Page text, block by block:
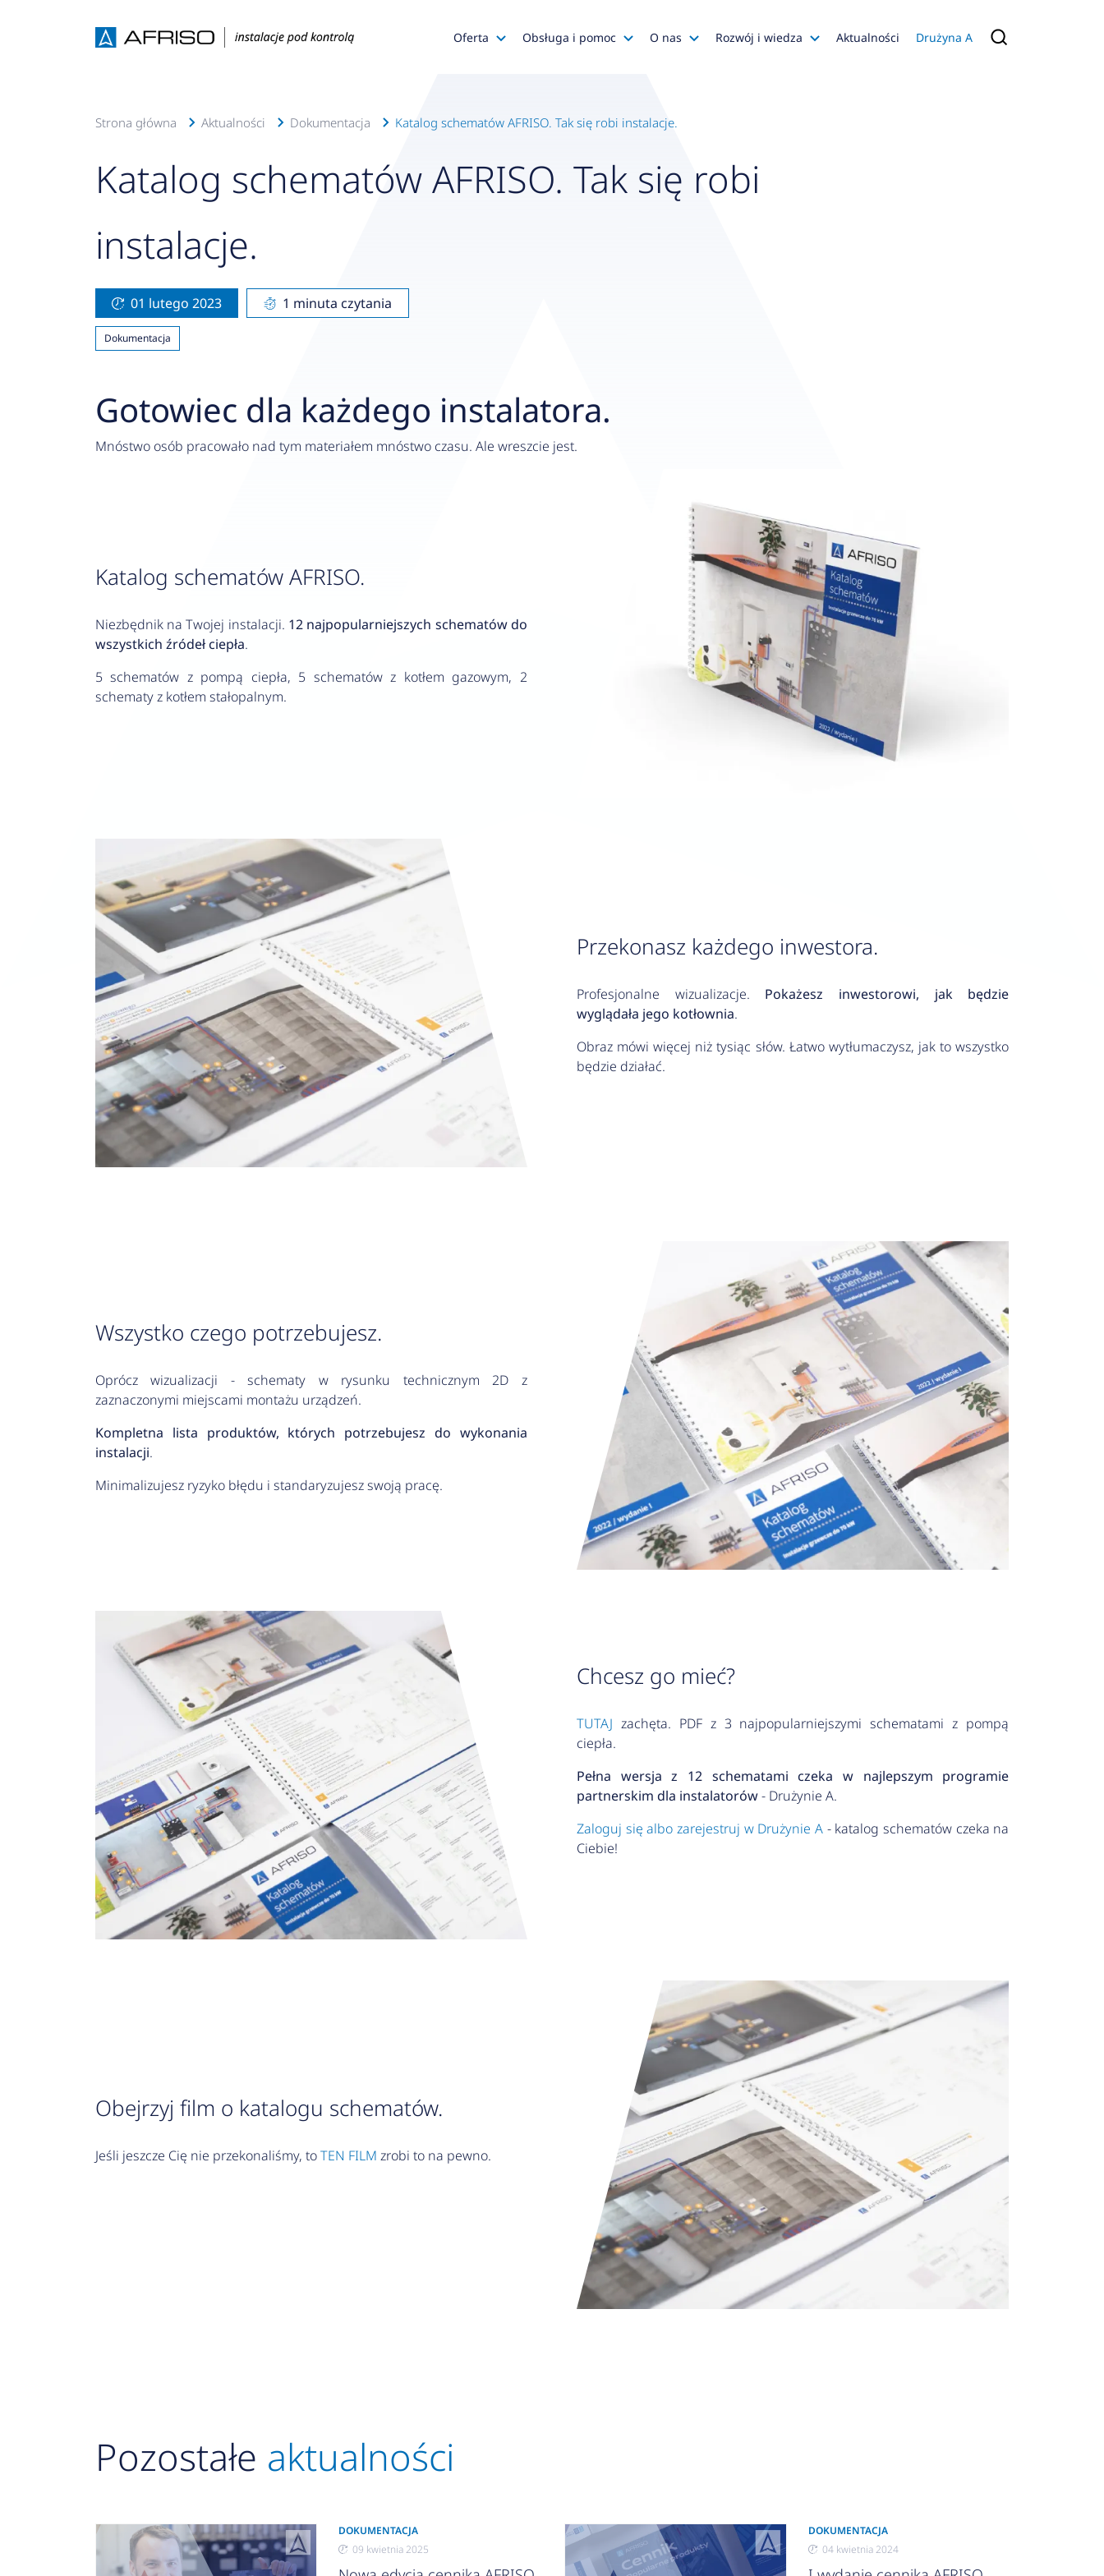
Oferta
Katalog SALUS Controls
Wyprzedaże
Obsługa i pomoc
Obsługa zamówień
Wsparcie techniczne
O nas
Historia
Grupa AFRISO
Rozwój i wiedza Aktualności Drużyna A
Strona główna Aktualności Dokumentacja Katalog schematów AFRISO. Tak się robi instalacje.
Katalog schematów AFRISO. Tak się robi
instalacje.
01 lutego 2023 1 minuta czytania
Dokumentacja
Gotowiec dla każdego instalatora.
Mnóstwo osób pracowało nad tym materiałem mnóstwo czasu. Ale wreszcie jest.
Katalog schematów AFRISO.
Niezbędnik na Twojej instalacji. 12 najpopularniejszych schematów do
wszystkich źródeł ciepła.
5 schematów z pompą ciepła, 5 schematów z kotłem gazowym, 2
schematy z kotłem stałopalnym.
Przekonasz każdego inwestora.
Profesjonalne wizualizacje. Pokażesz inwestorowi, jak będzie
wyglądała jego kotłownia.
Obraz mówi więcej niż tysiąc słów. Łatwo wytłumaczysz, jak to wszystko
będzie działać.
Wszystko czego potrzebujesz.
Oprócz wizualizacji - schematy w rysunku technicznym 2D z
zaznaczonymi miejscami montażu urządzeń.
Kompletna lista produktów, których potrzebujesz do wykonania
instalacji.
Minimalizujesz ryzyko błędu i standaryzujesz swoją pracę.
Chcesz go mieć?
TUTAJ zachęta. PDF z 3 najpopularniejszymi schematami z pompą
ciepła.
Pełna wersja z 12 schematami czeka w najlepszym programie
partnerskim dla instalatorów- Drużynie A.
Zaloguj się albo zarejestruj w Drużynie A- katalog schematów czeka na
Ciebie!
Obejrzyj film o katalogu schematów.
Jeśli jeszcze Cię nie przekonaliśmy, toTEN FILM zrobi to na pewno.
Pozostałe aktualności
DOKUMENTACJA
09 kwietnia 2025
DOKUMENTACJA
04 kwietnia 2024